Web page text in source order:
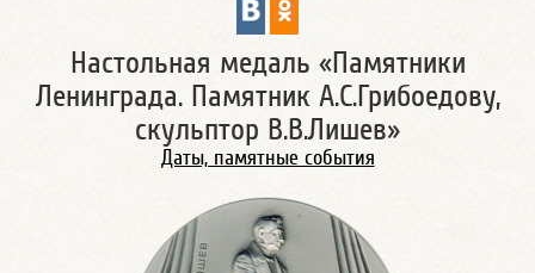
Настольная медаль «Памятники
Ленинграда. Памятник А.С.Грибоедову,
скульптор В.В.Лишев»
Даты, памятные события